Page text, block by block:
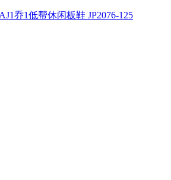
乔1低帮休闲板鞋 JP2076-125